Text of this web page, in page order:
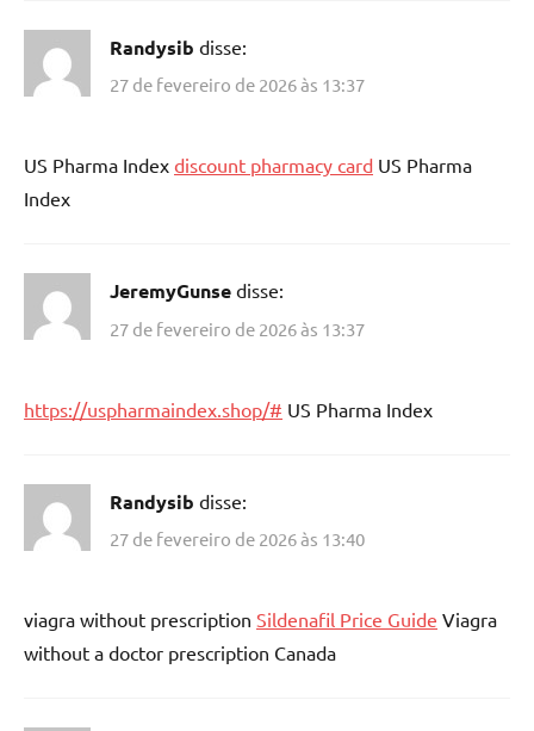
Randysib disse:
27 de fevereiro de 2026 às 13:37
US Pharma Index discount pharmacy card US Pharma
Index
JeremyGunse disse:
27 de fevereiro de 2026 às 13:37
https://uspharmaindex.shop/# US Pharma Index
Randysib disse:
27 de fevereiro de 2026 às 13:40
viagra without prescription Sildenafil Price Guide Viagra
without a doctor prescription Canada